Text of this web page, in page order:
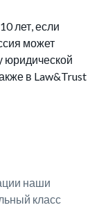
лет, если
может
юридической
в Law&Trust
наши
класс